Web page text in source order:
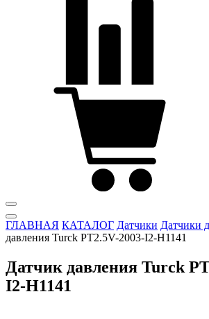
ГЛАВНАЯ КАТАЛОГ Датчики Датчики
давления Turck PT2.5V-2003-I2-H1141
Датчик давления Turck
I2-H1141